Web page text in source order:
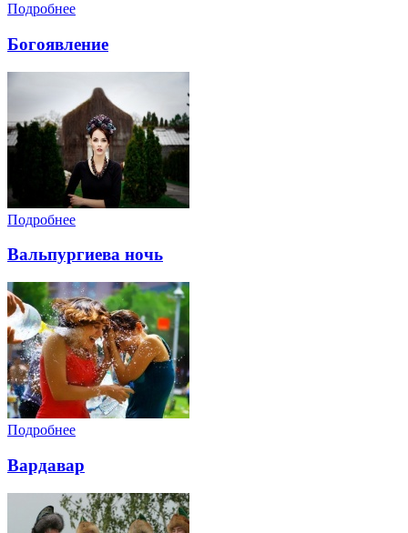
Подробнее
Богоявление
Подробнее
Вальпургиева ночь
Подробнее
Вардавар